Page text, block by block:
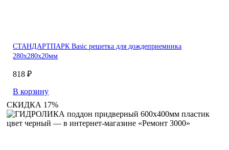
СТАНДАРТПАРК Basic решетка для дождеприемника
280х280х20мм
818 ₽
В корзину
СКИДКА 17%